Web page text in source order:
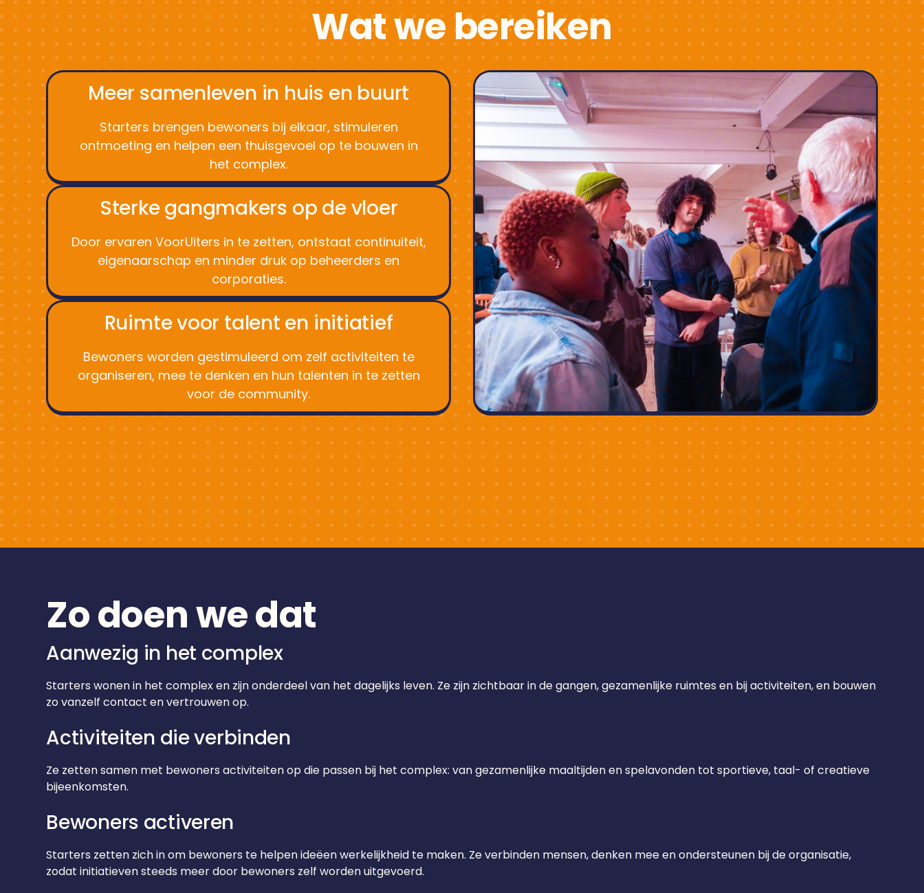
Wat we bereiken
Meer samenleven in huis en buurt
Starters brengen bewoners bij elkaar, stimuleren
ontmoeting en helpen een thuisgevoel op te bouwen in
het complex.
Sterke gangmakers op de vloer
Door ervaren VoorUiters in te zetten, ontstaat continuiteit,
eigenaarschap en minder druk op beheerders en
corporaties.
Ruimte voor talent en initiatief
Bewoners worden gestimuleerd om zelf activiteiten te
organiseren, mee te denken en hun talenten in te zetten
voor de community.
Zo doen we dat
Aanwezig in het complex
Starters wonen in het complex en zijn onderdeel van het dagelijks leven. Ze zijn zichtbaar in de gangen, gezamenlijke ruimtes en bij activiteiten, en bouwen
zo vanzelf contact en vertrouwen op.
Activiteiten die verbinden
Ze zetten samen met bewoners activiteiten op die passen bij het complex: van gezamenlijke maaltijden en spelavonden tot sportieve, taal- of creatieve
bijeenkomsten.
Bewoners activeren
Starters zetten zich in om bewoners te helpen ideëen werkelijkheid te maken. Ze verbinden mensen, denken mee en ondersteunen bij de organisatie,
zodat initiatieven steeds meer door bewoners zelf worden uitgevoerd.